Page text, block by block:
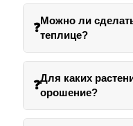
❓Можно ли
теплице?
❓Для каких
орошение?